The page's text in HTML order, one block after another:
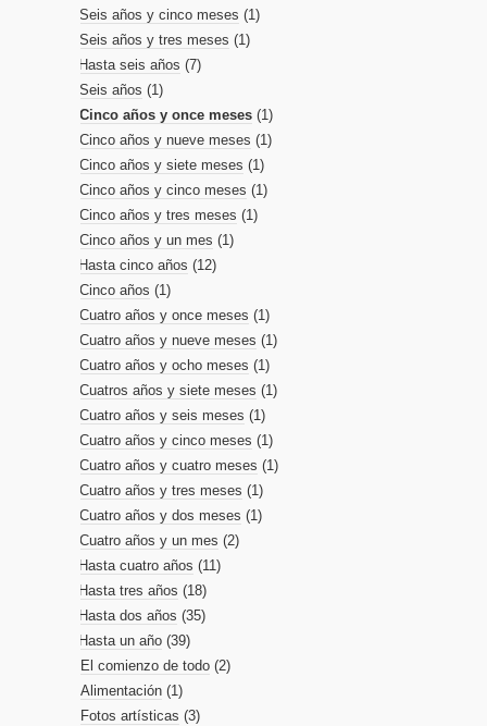
Seis años y cinco meses (1)
Seis años y tres meses (1)
Hasta seis años (7)
Seis años (1)
Cinco años y once meses(1)
Cinco años y nueve meses (1)
Cinco años y siete meses (1)
Cinco años y cinco meses (1)
Cinco años y tres meses (1)
Cinco años y un mes (1)
Hasta cinco años (12)
Cinco años (1)
Cuatro años y once meses (1)
Cuatro años y nueve meses (1)
Cuatro años y ocho meses (1)
Cuatros años y siete meses (1)
Cuatro años y seis meses (1)
Cuatro años y cinco meses (1)
Cuatro años y cuatro meses (1)
Cuatro años y tres meses (1)
Cuatro años y dos meses (1)
Cuatro años y un mes (2)
Hasta cuatro años (11)
Hasta tres años (18)
Hasta dos años (35)
Hasta un año (39)
El comienzo de todo (2)
Alimentación (1)
Fotos artísticas (3)